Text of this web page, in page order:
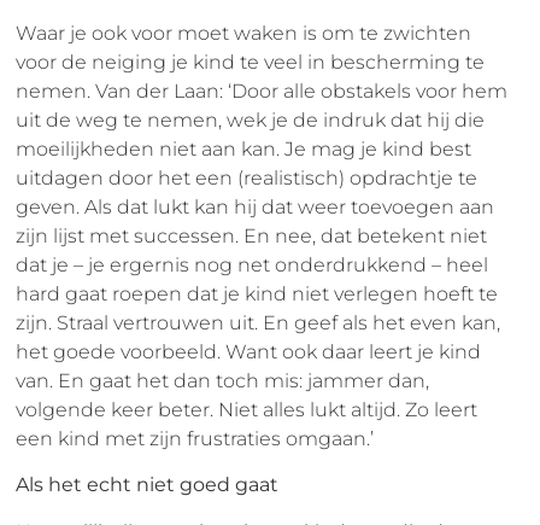
Waar je ook voor moet waken is om te zwichten
voor de neiging je kind te veel in bescherming te
nemen. Van der Laan: ‘Door alle obstakels voor hem
uit de weg te nemen, wek je de indruk dat hij die
moeilijkheden niet aan kan. Je mag je kind best
uitdagen door het een (realistisch) opdrachtje te
geven. Als dat lukt kan hij dat weer toevoegen aan
zijn lijst met successen. En nee, dat betekent niet
dat je – je ergernis nog net onderdrukkend – heel
hard gaat roepen dat je kind niet verlegen hoeft te
zijn. Straal vertrouwen uit. En geef als het even kan,
het goede voorbeeld. Want ook daar leert je kind
van. En gaat het dan toch mis: jammer dan,
volgende keer beter. Niet alles lukt altijd. Zo leert
een kind met zijn frustraties omgaan.’
Als het echt niet goed gaat